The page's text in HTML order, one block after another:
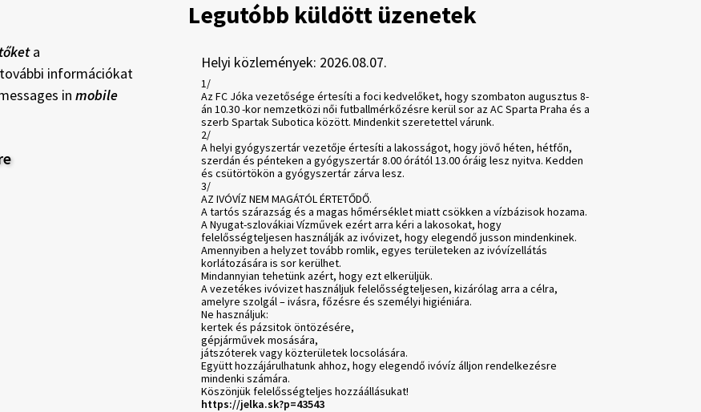
a
információkat
in mobile
Legutóbb küldött üzenetek
Helyi közlemények: 2026.08.07.
1/
Az FC Jóka vezetősége értesíti a foci kedvelőket, hogy szombaton augusztus 8-
án 10.30 -kor nemzetközi női futballmérkőzésre kerül sor az AC Sparta Praha és a
szerb Spartak Subotica között. Mindenkit szeretettel várunk.
2/
A helyi gyógyszertár vezetője értesíti a lakosságot, hogy jövő héten, hétfőn,
szerdán és pénteken a gyógyszertár 8.00 órától 13.00 óráig lesz nyitva. Kedden
és csütörtökön a gyógyszertár zárva lesz.
3/
AZ IVÓVÍZ NEM MAGÁTÓL ÉRTETŐDŐ.
A tartós szárazság és a magas hőmérséklet miatt csökken a vízbázisok hozama.
A Nyugat-szlovákiai Vízművek ezért arra kéri a lakosokat, hogy
felelősségteljesen használják az ivóvizet, hogy elegendő jusson mindenkinek.
Amennyiben a helyzet tovább romlik, egyes területeken az ivóvízellátás
korlátozására is sor kerülhet.
Mindannyian tehetünk azért, hogy ezt elkerüljük.
A vezetékes ivóvizet használjuk felelősségteljesen, kizárólag arra a célra,
amelyre szolgál – ivásra, főzésre és személyi higiéniára.
Ne használjuk:
kertek és pázsitok öntözésére,
gépjárművek mosására,
játszóterek vagy közterületek locsolására.
Együtt hozzájárulhatunk ahhoz, hogy elegendő ivóvíz álljon rendelkezésre
mindenki számára.
Köszönjük felelősségteljes hozzáállásukat!
https://jelka.sk?p=43543